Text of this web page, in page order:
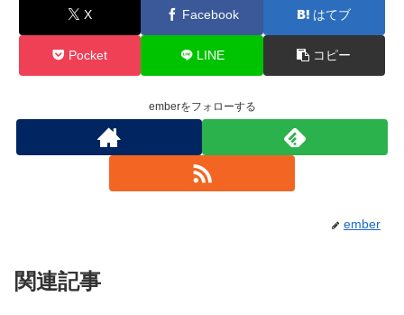
X Facebook はてブ
Pocket LINE コピー
emberをフォローする
ember
関連記事